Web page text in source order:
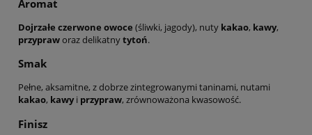
Aromat
Dojrzałe czerwone owoce (śliwki, jagody), nuty kakao, kawy,
przypraworaz delikatnytytoń.
Smak
Pełne, aksamitne, z dobrze zintegrowanymi taninami, nutami
kakao, kawyi przypraw, zrównoważona kwasowość.
Finisz